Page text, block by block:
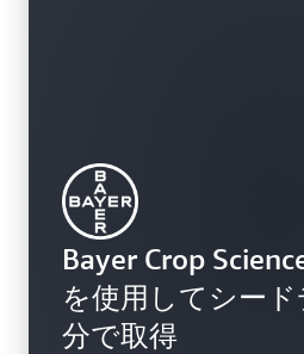
Bayer Crop
を使用してシー
分で取得